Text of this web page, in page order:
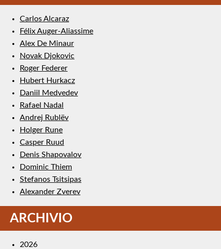
Carlos Alcaraz
Félix Auger-Aliassime
Alex De Minaur
Novak Djokovic
Roger Federer
Hubert Hurkacz
Daniil Medvedev
Rafael Nadal
Andrej Rublëv
Holger Rune
Casper Ruud
Denis Shapovalov
Dominic Thiem
Stefanos Tsitsipas
Alexander Zverev
ARCHIVIO
2026